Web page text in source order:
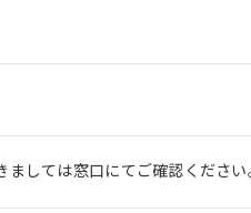
しては窓口にてご確認ください